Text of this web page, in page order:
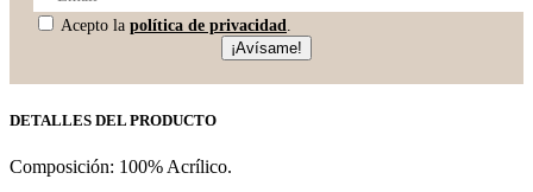
Acepto la política de privacidad.
¡Avísame!
DETALLES DEL PRODUCTO
Composición: 100% Acrílico.